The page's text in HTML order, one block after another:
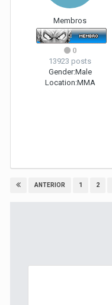
Membros
0
13923 posts
Gender:Male
Location:MMA
ANTERIOR 1 2